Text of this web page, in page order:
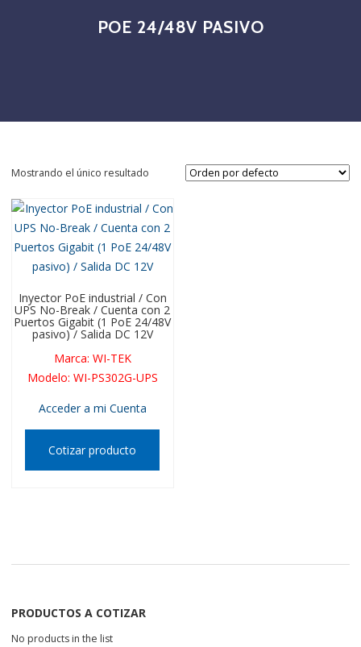
POE 24/48V PASIVO
Mostrando el único resultado
Inyector PoE industrial / Con
UPS No-Break / Cuenta con 2
Puertos Gigabit (1 PoE 24/48V
pasivo) / Salida DC 12V
Marca: WI-TEK
Modelo: WI-PS302G-UPS
Acceder a mi Cuenta
Cotizar producto
PRODUCTOS A COTIZAR
No products in the list